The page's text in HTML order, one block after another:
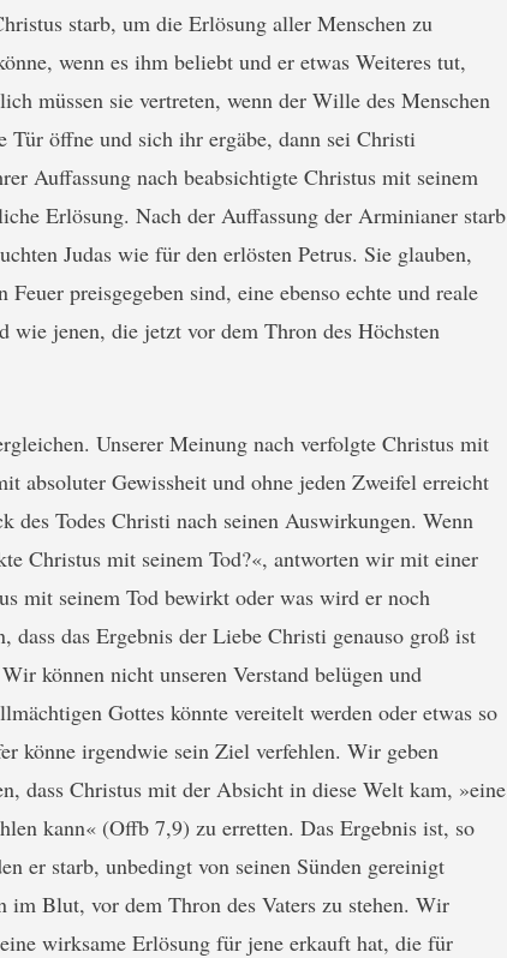
starb, um die Erlösung aller Menschen zu
wenn es ihm beliebt und er etwas Weiteres tut,
müssen sie vertreten, wenn der Wille des Menschen
öffne und sich ihr ergäbe, dann sei Christi
Auffassung nach beabsichtigte Christus mit seinem
Erlösung. Nach der Auffassung der Arminianer starb
Judas wie für den erlösten Petrus. Sie glauben,
preisgegeben sind, eine ebenso echte und reale
wie jenen, die jetzt vor dem Thron des Höchsten
Unserer Meinung nach verfolgte Christus mit
absoluter Gewissheit und ohne jeden Zweifel erreicht
des Todes Christi nach seinen Auswirkungen. Wenn
Christus mit seinem Tod?«, antworten wir mit einer
mit seinem Tod bewirkt oder was wird er noch
dass das Ergebnis der Liebe Christi genauso groß ist
können nicht unseren Verstand belügen und
Gottes könnte vereitelt werden oder etwas so
könne irgendwie sein Ziel verfehlen. Wir geben
dass Christus mit der Absicht in diese Welt kam, »eine
kann« (Offb 7,9) zu erretten. Das Ergebnis ist, so
er starb, unbedingt von seinen Sünden gereinigt
im Blut, vor dem Thron des Vaters zu stehen. Wir
wirksame Erlösung für jene erkauft hat, die für